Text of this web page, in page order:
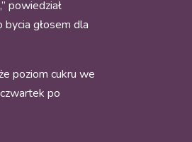
powiedział
głosem dla
poziom cukru we
po